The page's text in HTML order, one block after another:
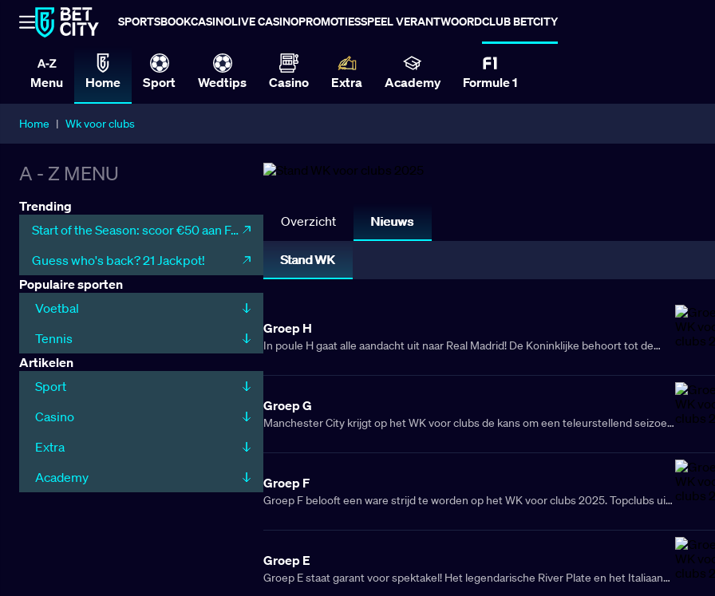
SPORTSBOOKCASINOLIVE CASINOPROMOTIESSPEEL VERANTWOORDCLUB BETCITY
Menu Home Sport Wedtips Casino Extra Academy Formule 1
Home | Wk voor clubs
A - Z MENU
Trending
Start of the Season: scoor €50 aan Free Bets
Guess who's back? 21 Jackpot!
Populaire sporten
Voetbal
Tennis
Artikelen
Sport
Casino
Extra
Academy
Overzicht Nieuws
Stand WK
Groep H
In poule H gaat alle aandacht uit naar Real Madrid! De Koninklijke behoort tot de
moet de Spaanse grootmacht zien af te rekenen met Al-Hilal, CF Pachuca en Red
Bull Salzburg in de groepsfase. Met deze unieke mix van teams belooft het
spektakel in de Verenigde Staten!
Groep G
Manchester City krijgt op het WK voor clubs de kans om een teleurstellend seizoen
Groep G en wil niets minder dan groepswinst. Maar Juventus FC, Al Ain en Wydad
Casablanca zijn vastberaden om zich te plaatsen voor de achtste finales. De grote
vraag is: kunnen de underdogs stunten tegen de Europese giganten?
Groep F
Groep F belooft een ware strijd te worden op het WK voor clubs 2025. Topclubs uit
in de volgende ronde. Borussia Dortmund begint als favoriet, maar ook Fluminense
en Ulsan Hyundai FC zullen alles op alles zetten om een ticket voor de achtste
finales te bemachtigen. De grote vraag is of Mamelodi Sundowns voor een
sensationele verrassing kan zorgen op het wereldtoneel.
Groep E
Groep E staat garant voor spektakel! Het legendarische River Plate en het Italiaanse